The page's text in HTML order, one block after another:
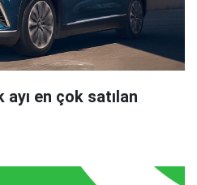
en çok satılan